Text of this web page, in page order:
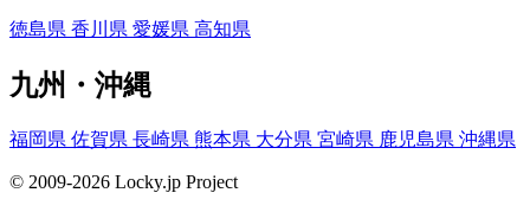
徳島県 香川県 愛媛県 高知県
九州・沖縄
福岡県 佐賀県 長崎県 熊本県 大分県 宮崎県 鹿児島県 沖縄県
© 2009-2026 Locky.jp Project